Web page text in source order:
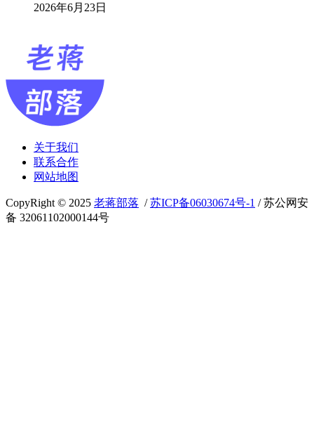
2026年6月23日
关于我们
联系合作
网站地图
CopyRight © 2025 老蒋部落 /苏ICP备06030674号-1 / 苏公网安
备 32061102000144号